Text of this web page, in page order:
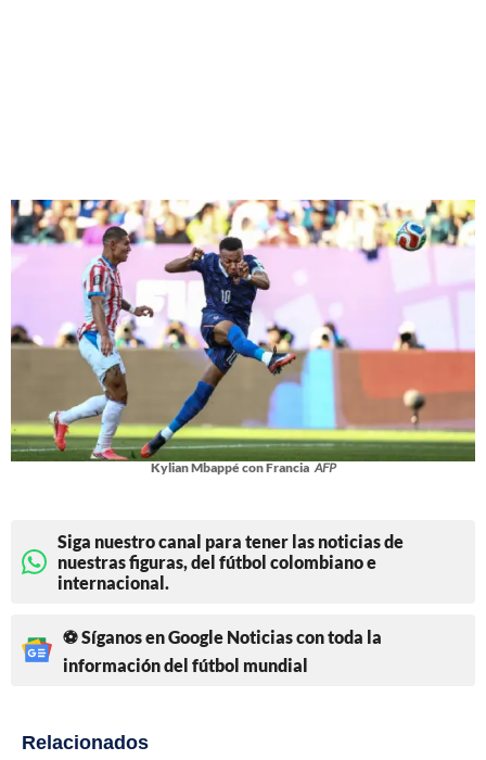
Kylian Mbappé con Francia AFP
Siga nuestro canal para tener las noticias de
nuestras figuras, del fútbol colombiano e
internacional.
⚽ Síganos en Google Noticias con toda la
información del fútbol mundial
Relacionados